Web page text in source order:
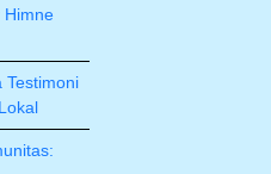
Himne
Testimoni